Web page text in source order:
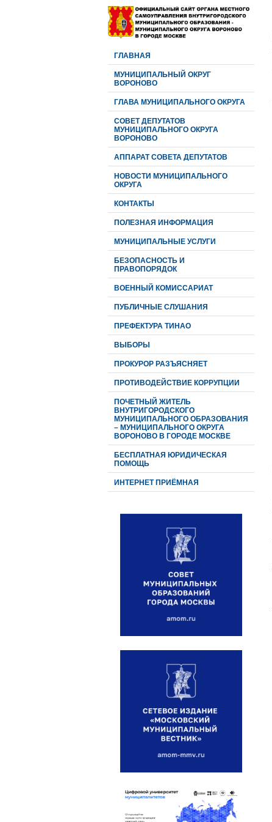
ГЛАВНАЯ
МУНИЦИПАЛЬНЫЙ ОКРУГ
ВОРОНОВО
ГЛАВА МУНИЦИПАЛЬНОГО ОКРУГА
CОВЕТ ДЕПУТАТОВ
МУНИЦИПАЛЬНОГО ОКРУГА
ВОРОНОВО
АППАРАТ СОВЕТА ДЕПУТАТОВ
НОВОСТИ МУНИЦИПАЛЬНОГО
ОКРУГА
КОНТАКТЫ
ПОЛЕЗНАЯ ИНФОРМАЦИЯ
МУНИЦИПАЛЬНЫЕ УСЛУГИ
БЕЗОПАСНОСТЬ И
ПРАВОПОРЯДОК
ВОЕННЫЙ КОМИССАРИАТ
ПУБЛИЧНЫЕ СЛУШАНИЯ
ПРЕФЕКТУРА ТИНАО
ВЫБОРЫ
ПРОКУРОР РАЗЪЯСНЯЕТ
ПРОТИВОДЕЙСТВИЕ КОРРУПЦИИ
ПОЧЕТНЫЙ ЖИТЕЛЬ
ВНУТРИГОРОДСКОГО
МУНИЦИПАЛЬНОГО ОБРАЗОВАНИЯ
– МУНИЦИПАЛЬНОГО ОКРУГА
ВОРОНОВО В ГОРОДЕ МОСКВЕ
БЕСПЛАТНАЯ ЮРИДИЧЕСКАЯ
ПОМОЩЬ
ИНТЕРНЕТ ПРИЁМНАЯ